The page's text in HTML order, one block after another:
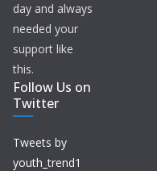
day and always
needed your
support like
this.
Follow Us on
Twitter
Tweets by
youth_trend1